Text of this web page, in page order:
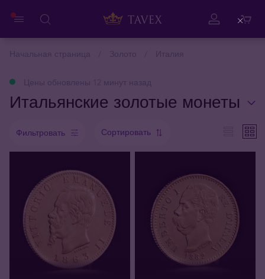
Итальянские золотые монеты
Фильтровать Сортировать
Close